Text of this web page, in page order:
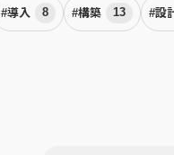
#導入 8 #構築 13 #設